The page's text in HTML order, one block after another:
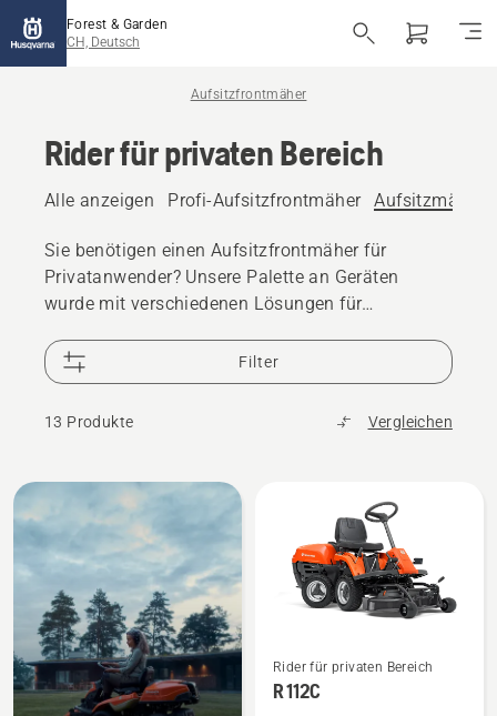
Forest & Garden
CH, Deutsch
Aufsitzfrontmäher
Rider für privaten Bereich
Alle anzeigen Profi-Aufsitzfrontmäher Aufsitzmäher
Sie benötigen einen Aufsitzfrontmäher für
Privatanwender? Unsere Palette an Geräten
wurde mit verschiedenen Lösungen für
gibt verschiedene Anbaugeräte von Mähern bis
Schneefräsen, die für hervorragende Ergebnisse
sorgen.
Filter
13 Produkte Vergleichen
Alle
Produkte
Mehr
Details
Rider für privaten Bereich
R 112C